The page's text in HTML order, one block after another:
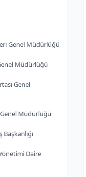
Genel Müdürlüğü
Müdürlüğü
Genel
Müdürlüğü
Daire